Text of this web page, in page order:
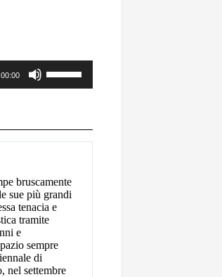
00:00
i
tasti
per
aumentare
il
volume.
bruscamente
sue più grandi
tenacia e
tramite
e
sempre
di
nel settembre